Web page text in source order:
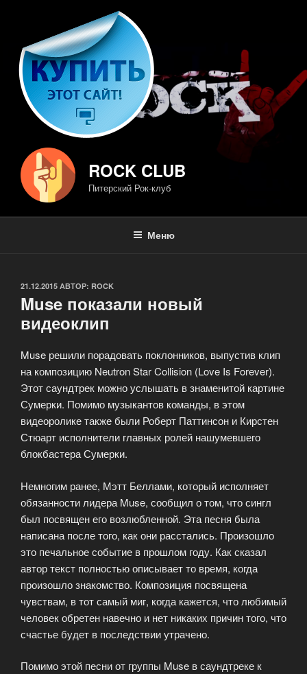
содержимому
ROCK CLUB
Питерский Рок-клуб
Меню
ОПУБЛИКОВАНО
21.12.2015 АВТОР: ROCK
Muse показали новый
видеоклип
Muse решили порадовать поклонников, выпустив клип
на композицию Neutron Star Collision (Love Is Forever).
Этот саундтрек можно услышать в знаменитой картине
Сумерки. Помимо музыкантов команды, в этом
видеоролике также были Роберт Паттинсон и Кирстен
Стюарт исполнители главных ролей нашумевшего
блокбастера Сумерки.
Немногим ранее, Мэтт Беллами, который исполняет
обязанности лидера Muse, сообщил о том, что сингл
был посвящен его возлюбленной. Эта песня была
написана после того, как они расстались. Произошло
это печальное событие в прошлом году. Как сказал
автор текст полностью описывает то время, когда
произошло знакомство. Композиция посвящена
чувствам, в тот самый миг, когда кажется, что любимый
человек обретен навечно и нет никаких причин того, что
счастье будет в последствии утрачено.
Помимо этой песни от группы Muse в саундтреке к